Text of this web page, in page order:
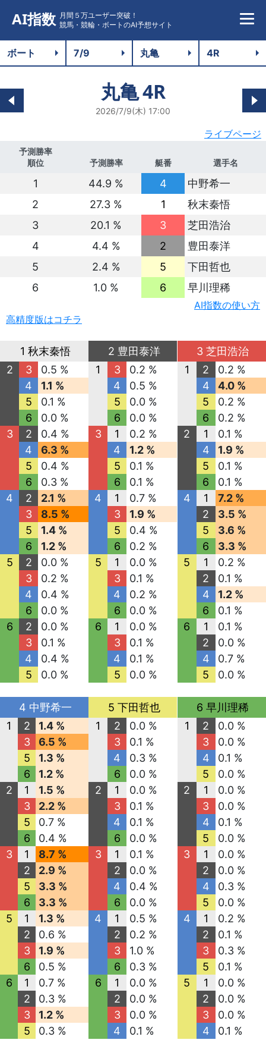
AI指数 月間５万ユーザー突破！
競馬・競輪・ボートのAI予想サイト
丸亀4R
2026/7/9(木) 17:00
ライブページ
予測勝率
順位
予測勝率 艇番 選手名
1 44.9 % 4
中野希一
2
27.3 % 1
秋末秦悟
3
20.1 % 3
芝田浩治
4
4.4 % 2
豊田泰洋
5
2.4 % 5
下田哲也
6
1.0 % 6 早川理稀
AI指数の使い方
高精度版はコチラ
1 秋末秦悟
2
3
0.5 %
4
1.1 %
5
0.1 %
6
0.0 %
3
2
0.4 %
4
6.3 %
5
0.4 %
6
0.3 %
4
2
2.1 %
3
8.5 %
5
1.4 %
6
1.2 %
5
2
0.0 %
3
0.2 %
4
0.4 %
6
0.0 %
6
2
0.0 %
3
0.1 %
4
0.4 %
5
0.0 %
2 豊田泰洋
1
3
0.2 %
4
0.5 %
5
0.0 %
6
0.0 %
3
1
0.2 %
4
1.2 %
5
0.1 %
6
0.1 %
4
1
0.7 %
3
1.9 %
5
0.4 %
6
0.2 %
5
1
0.0 %
3
0.1 %
4
0.2 %
6
0.0 %
6
1
0.0 %
3
0.1 %
4
0.1 %
5
0.0 %
3 芝田浩治
1
2
0.2 %
4
4.0 %
5
0.2 %
6
0.2 %
2
1
0.1 %
4
1.9 %
5
0.1 %
6
0.1 %
4
1
7.2 %
2
3.5 %
5
3.6 %
6
3.3 %
5
1
0.2 %
2
0.1 %
4
1.2 %
6
0.1 %
6
1
0.1 %
2
0.0 %
4
0.7 %
5
0.0 %
4 中野希一
1
2
1.4 %
3
6.5 %
5
1.3 %
6
1.2 %
2
1
1.5 %
3
2.2 %
5
0.7 %
6
0.4 %
3
1
8.7 %
2
2.9 %
5
3.3 %
6
3.3 %
5
1
1.3 %
2
0.6 %
3
1.9 %
6
0.5 %
6
1
0.7 %
2
0.3 %
3
1.2 %
5
0.3 %
5 下田哲也
1
2
0.0 %
3
0.1 %
4
0.3 %
6
0.0 %
2
1
0.0 %
3
0.1 %
4
0.1 %
6
0.0 %
3
1
0.1 %
2
0.0 %
4
0.4 %
6
0.0 %
4
1
0.5 %
2
0.2 %
3
1.0 %
6
0.3 %
6
1
0.0 %
2
0.0 %
3
0.0 %
4
0.1 %
6 早川理稀
1
2
0.0 %
3
0.0 %
4
0.1 %
5
0.0 %
2
1
0.0 %
3
0.0 %
4
0.1 %
5
0.0 %
3
1
0.0 %
2
0.0 %
4
0.3 %
5
0.0 %
4
1
0.2 %
2
0.1 %
3
0.3 %
5
0.1 %
5
1
0.0 %
2
0.0 %
3
0.0 %
4
0.1 %